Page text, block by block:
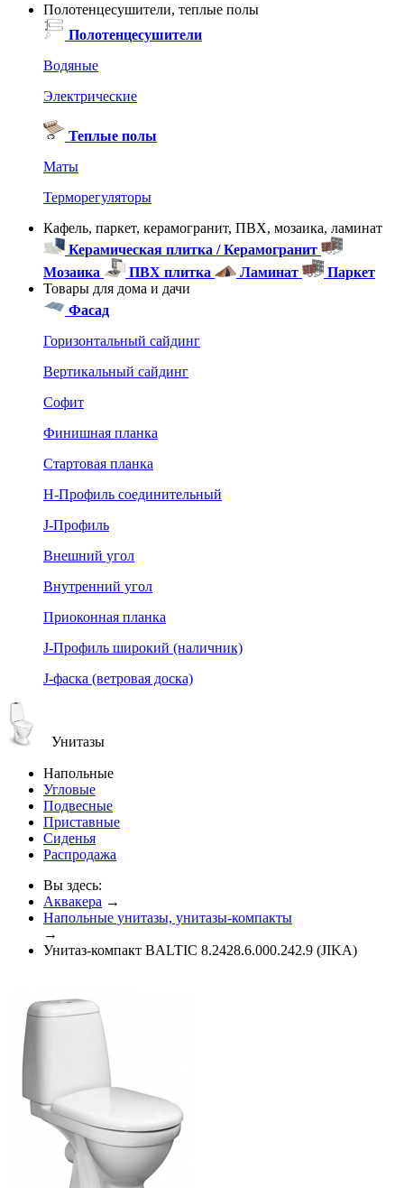
Полотенцесушители, теплые полы
Полотенцесушители
Водяные
Электрические
Теплые полы
Маты
Терморегуляторы
Кафель, паркет, керамогранит, ПВХ, мозаика, ламинат
Керамическая плитка / Керамогранит
Мозаика
ПВХ плитка Ламинат
Паркет
Товары для дома и дачи
Фасад
Горизонтальный сайдинг
Вертикальный сайдинг
Софит
Финишная планка
Стартовая планка
Н-Профиль соединительный
J-Профиль
Внешний угол
Внутренний угол
Приоконная планка
J-Профиль широкий (наличник)
J-фаска (ветровая доска)
Унитазы
Напольные
Угловые
Подвесные
Приставные
Сиденья
Распродажа
Вы здесь:
Аквакера →
Напольные унитазы, унитазы-компакты
→
Унитаз-компакт BALTIC 8.2428.6.000.242.9 (JIKA)